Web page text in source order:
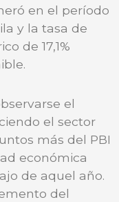
en el período
y la tasa de
de 17,1%
el
el sector
más del PBI
económica
de aquel año.
del